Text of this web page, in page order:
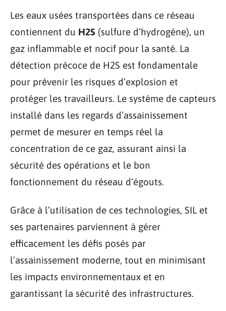
Les eaux usées transportées dans ce réseau
contiennent du H2S (sulfure d’hydrogène), un
gaz inflammable et nocif pour la santé. La
détection précoce de H2S est fondamentale
pour prévenir les risques d’explosion et
protéger les travailleurs. Le système de capteurs
installé dans les regards d’assainissement
permet de mesurer en temps réel la
concentration de ce gaz, assurant ainsi la
sécurité des opérations et le bon
fonctionnement du réseau d’égouts.
Grâce à l’utilisation de ces technologies, SIL et
ses partenaires parviennent à gérer
efficacement les défis posés par
l’assainissement moderne, tout en minimisant
les impacts environnementaux et en
garantissant la sécurité des infrastructures.